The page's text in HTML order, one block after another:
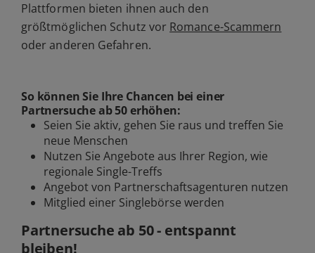
Plattformen bieten ihnen auch den
größtmöglichen Schutz vor Romance-Scammern
oder anderen Gefahren.
So können Sie Ihre Chancen bei einer
Partnersuche ab 50erhöhen:
Seien Sie aktiv, gehen Sie raus und treffen Sie
neue Menschen
Nutzen Sie Angebote aus Ihrer Region, wie
regionale Single-Treffs
Angebot von Partnerschaftsagenturen nutzen
Mitglied einer Singlebörse werden
Partnersuche ab 50 - entspannt
bleiben!